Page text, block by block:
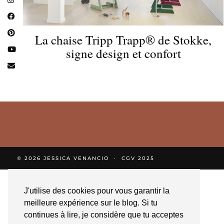
J'utilise des cookies pour vous garantir la
meilleure expérience sur le blog. Si tu
continues à lire, je considère que tu acceptes
La chaise Tripp Trapp® de Stokke,
signe design et confort
© 2026 JESSICA VENANCIO CGV 2025